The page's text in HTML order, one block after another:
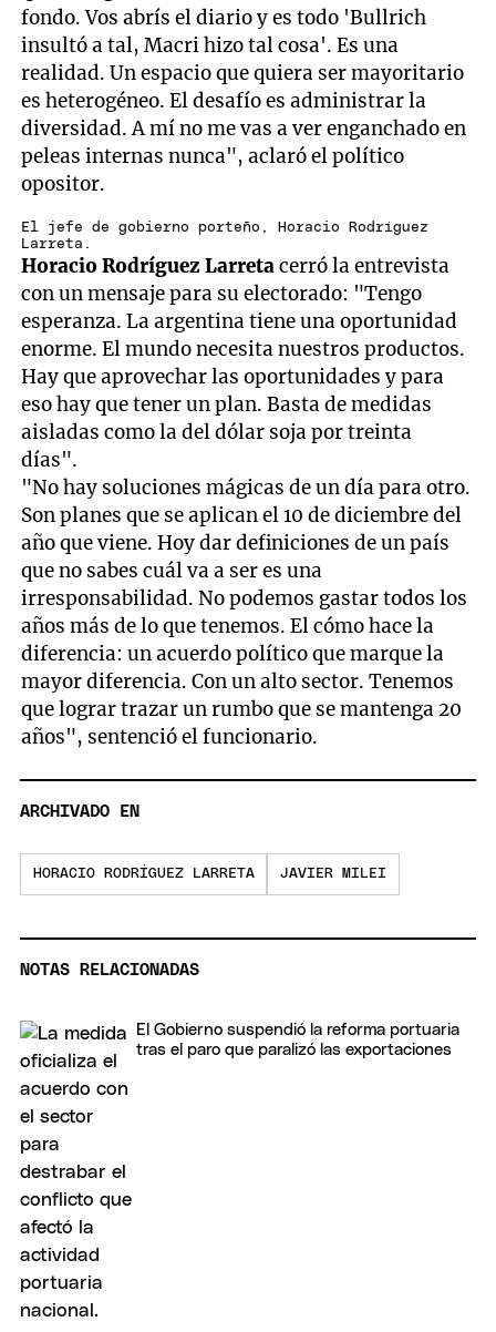
fondo. Vos abrís el diario y es todo 'Bullrich
insultó a tal, Macri hizo tal cosa'. Es una
realidad. Un espacio que quiera ser mayoritario
es heterogéneo. El desafío es administrar la
diversidad. A mí no me vas a ver enganchado en
peleas internas nunca", aclaró el político
opositor.
El jefe de gobierno porteño, Horacio Rodríguez
Larreta.
Horacio Rodríguez Larretacerró la entrevista
con un mensaje para su electorado: "Tengo
esperanza. La argentina tiene una oportunidad
enorme. El mundo necesita nuestros productos.
Hay que aprovechar las oportunidades y para
eso hay que tener un plan. Basta de medidas
aisladas como la del dólar soja por treinta
días".
"No hay soluciones mágicas de un día para otro.
Son planes que se aplican el 10 de diciembre del
año que viene. Hoy dar definiciones de un país
que no sabes cuál va a ser es una
irresponsabilidad. No podemos gastar todos los
años más de lo que tenemos. El cómo hace la
diferencia: un acuerdo político que marque la
mayor diferencia. Con un alto sector. Tenemos
que lograr trazar un rumbo que se mantenga 20
años", sentenció el funcionario.
ARCHIVADO EN
HORACIO RODRÍGUEZ LARRETA JAVIER MILEI
NOTAS RELACIONADAS
El Gobierno suspendió la reforma portuaria
tras el paro que paralizó las exportaciones